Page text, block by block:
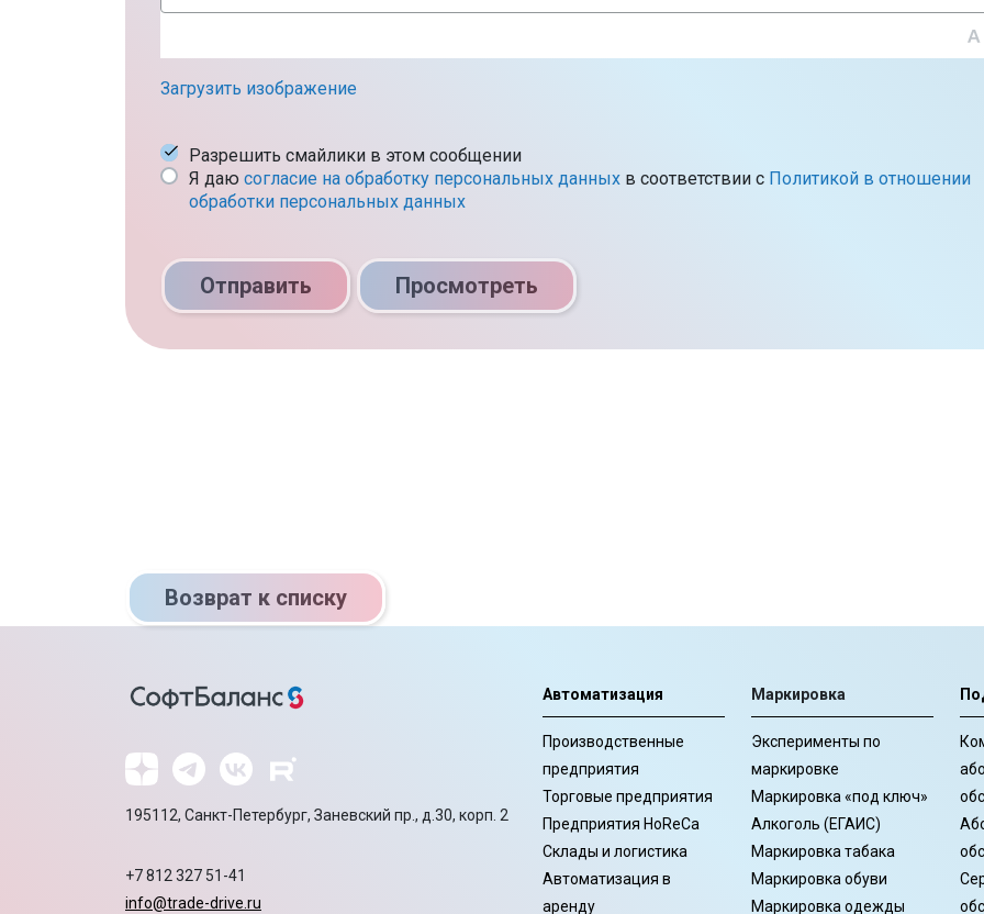
Загрузить изображение
Разрешить смайлики в этом сообщении
Я даю согласие на обработку персональных данных в соответствии c Политикой в отношении
обработки персональных данных
Отправить Просмотреть
Возврат к списку
195112, Санкт-Петербург, Заневский пр., д.30, корп. 2
+7 812 327 51-41
info@trade-drive.ru
Автоматизация
Производственные
предприятия
Торговые предприятия
Предприятия HoReCa
Склады и логистика
Автоматизация в
аренду
Маркировка
Эксперименты по
маркировке
Маркировка «под ключ»
Алкоголь (ЕГАИС)
Маркировка табака
Маркировка обуви
Маркировка одежды